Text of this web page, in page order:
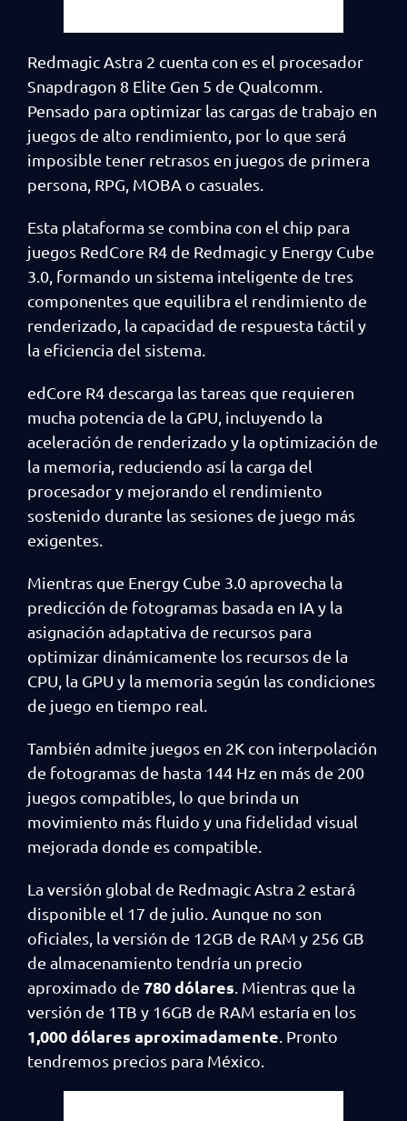
Redmagic Astra 2 cuenta con es el procesador
Snapdragon 8 Elite Gen 5 de Qualcomm.
Pensado para optimizar las cargas de trabajo en
juegos de alto rendimiento, por lo que será
imposible tener retrasos en juegos de primera
persona, RPG, MOBA o casuales.
Esta plataforma se combina con el chip para
juegos RedCore R4 de Redmagic y Energy Cube
3.0, formando un sistema inteligente de tres
componentes que equilibra el rendimiento de
renderizado, la capacidad de respuesta táctil y
la eficiencia del sistema.
edCore R4 descarga las tareas que requieren
mucha potencia de la GPU, incluyendo la
aceleración de renderizado y la optimización de
la memoria, reduciendo así la carga del
procesador y mejorando el rendimiento
sostenido durante las sesiones de juego más
exigentes.
Mientras que Energy Cube 3.0 aprovecha la
predicción de fotogramas basada en IA y la
asignación adaptativa de recursos para
optimizar dinámicamente los recursos de la
CPU, la GPU y la memoria según las condiciones
de juego en tiempo real.
También admite juegos en 2K con interpolación
de fotogramas de hasta 144 Hz en más de 200
juegos compatibles, lo que brinda un
movimiento más fluido y una fidelidad visual
mejorada donde es compatible.
La versión global de Redmagic Astra 2 estará
disponible el 17 de julio. Aunque no son
oficiales, la versión de 12GB de RAM y 256 GB
de almacenamiento tendría un precio
aproximado de 780 dólares . Mientras que la
versión de 1TB y 16GB de RAM estaría en los
1,000 dólares aproximadamente . Pronto
tendremos precios para México.